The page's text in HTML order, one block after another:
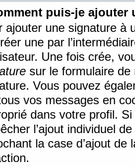
puis-je ajouter
ajouter une signature à
une par
Une fois crée,
sur le formulaire de
Vous pouvez
vos messages en
dans votre profil.
l’ajout individuel
la case d’ajout